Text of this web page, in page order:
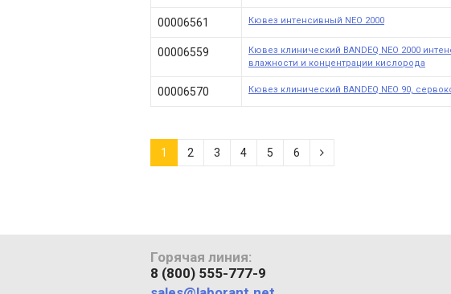
00006561 Кювез интенсивный NEO 2000
00006559
Кювез клинический BANDEQ NEO 2000
влажности и концентрации кислорода
00006570 Кювез клинический BANDEQ NEO 90,
1 2 3 4 5 6
Горячая линия:
8 (800) 555-777-9